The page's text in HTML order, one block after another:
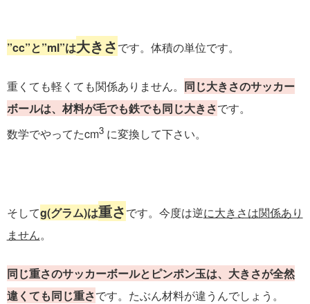
”cc”と”ml”は大きさです。体積の単位です。
重くても軽くても関係ありません。 同じ大きさのサッカー
ボールは、材料が毛でも鉄でも同じ大きさです。
数学でやってたcm3 に変換して下さい。
そしてg(グラム)は重さです。今度は逆に大きさは関係あり
ません。
同じ重さのサッカーボールとピンポン玉は、大きさが全然
違くても同じ重さです。たぶん材料が違うんでしょう。